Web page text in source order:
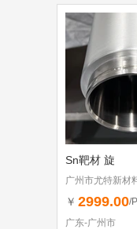
Sn靶材 旋
广州市尤特新材
￥ 2999.00/
广东-广州市